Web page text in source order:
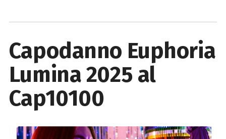
Capodanno Euphoria
Lumina 2025 al
Cap10100